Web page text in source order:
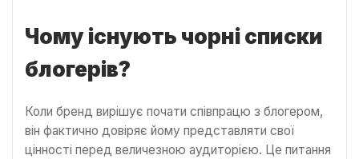
Чому існують чорні списки
блогерів?
Коли бренд вирішує почати співпрацю з блогером,
він фактично довіряє йому представляти свої
цінності перед величезною аудиторією. Це питання